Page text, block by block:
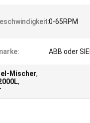
0-65RPM
ABB oder
Mischer,
,